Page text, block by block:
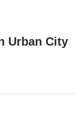
Urban City